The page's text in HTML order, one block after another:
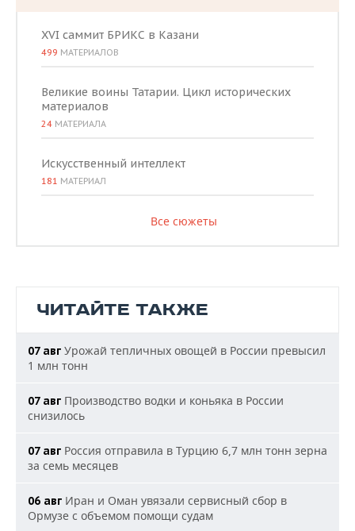
XVI саммит БРИКС в Казани
499 МАТЕРИАЛОВ
Великие воины Татарии. Цикл исторических
материалов
24 МАТЕРИАЛА
Искусственный интеллект
181 МАТЕРИАЛ
Все сюжеты
ЧИТАЙТЕ ТАКЖЕ
07 авг Урожай тепличных овощей в России превысил
1 млн тонн
07 авг Производство водки и коньяка в России
снизилось
07 авг Россия отправила в Турцию 6,7 млн тонн зерна
за семь месяцев
06 авг Иран и Оман увязали сервисный сбор в
Ормузе с объемом помощи судам